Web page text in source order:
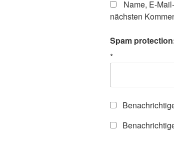
Name, E-
nächsten
Spam
*